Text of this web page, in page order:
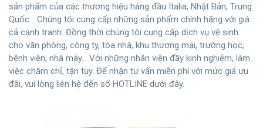
sản phẩm của các thương hiệu hàng đầu Italia, Nhật Bản, Trung
Quốc… Chúng tôi cung cấp những sản phẩm chính hãng với giá
cả cạnh tranh. Đồng thời chúng tôi cung cấp dịch vụ vệ sinh
cho văn phòng, công ty, tòa nhà, khu thương mại, trường học,
bệnh viện, nhà máy… Với những nhân viên đầy kinh nghiệm, làm
việc chăm chỉ, tận tụy. Để nhận tư vấn miễn phí với mức giá ưu
đãi, vui lòng liên hệ đến số HOTLINE dưới đây.